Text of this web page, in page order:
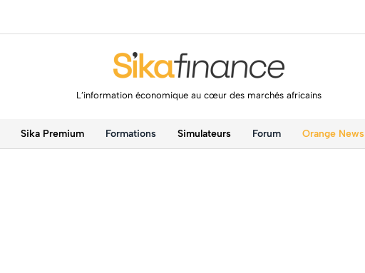
L’information économique au cœur des marchés africains
Sika Premium Formations Simulateurs Forum Orange News